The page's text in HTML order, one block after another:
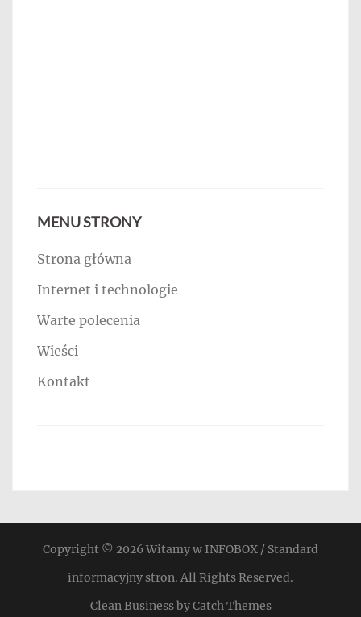
MENU STRONY
Strona główna
Internet i technologie
Warte polecenia
Wieści
Kontakt
Copyright © 2026Witamy w INFOBOX / Standard
informacyjny stron. All Rights Reserved.
Clean Business byCatch Themes